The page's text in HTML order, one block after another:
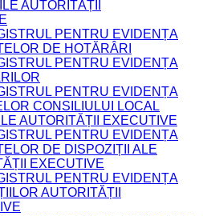
AUTORITĂȚII
PENTRU EVIDENȚA
DE HOTĂRÂRI
PENTRU EVIDENȚA
PENTRU EVIDENȚA
CONSILIULUI LOCAL
AUTORITĂȚII EXECUTIVE
PENTRU EVIDENȚA
DE DISPOZIȚII ALE
EXECUTIVE
PENTRU EVIDENȚA
AUTORITĂȚII